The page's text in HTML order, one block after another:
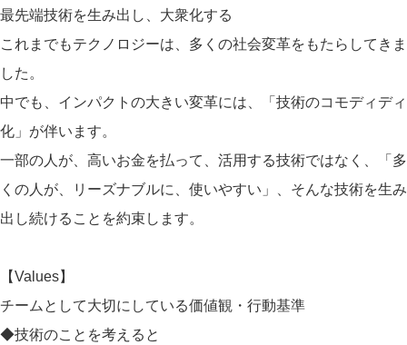
最先端技術を生み出し、大衆化する
これまでもテクノロジーは、多くの社会変革をもたらしてきま
した。
中でも、インパクトの大きい変革には、「技術のコモディディ
化」が伴います。
一部の人が、高いお金を払って、活用する技術ではなく、「多
くの人が、リーズナブルに、使いやすい」、そんな技術を生み
出し続けることを約束します。
【Values】
チームとして大切にしている価値観・行動基準
◆技術のことを考えると